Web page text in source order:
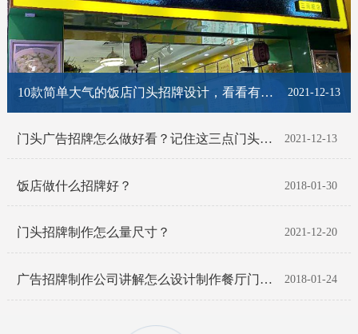
2021-12-13
10款简单大气的饭店门头招牌设计，看看有你喜欢的那一款吗？
2021-12-13
门头广告招牌怎么做好看？记住这三点门头招牌脱颖而出！
2018-01-30
饭店做什么招牌好？
2021-12-20
门头招牌制作怎么量尺寸？
2018-01-24
广告招牌制作公司讲解怎么设计制作餐厅门头招牌